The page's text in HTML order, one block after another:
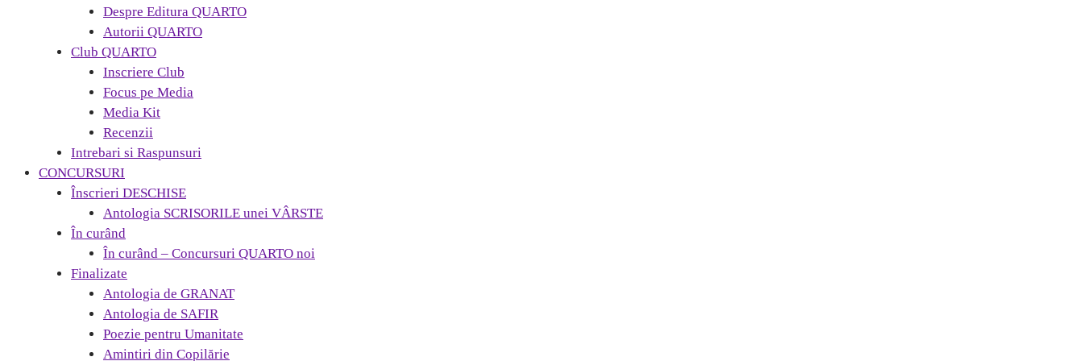
Despre Editura QUARTO
Autorii QUARTO
Club QUARTO
Inscriere Club
Focus pe Media
Media Kit
Recenzii
Intrebari si Raspunsuri
CONCURSURI
Înscrieri DESCHISE
Antologia SCRISORILE unei VÂRSTE
În curând
În curând – Concursuri QUARTO noi
Finalizate
Antologia de GRANAT
Antologia de SAFIR
Poezie pentru Umanitate
Amintiri din Copilărie